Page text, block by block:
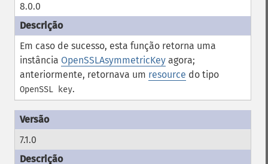
8.0.0
Em caso de sucesso, esta função retorna uma
instância OpenSSLAsymmetricKey agora;
anteriormente, retornava um resource do tipo
OpenSSL key.
7.1.0